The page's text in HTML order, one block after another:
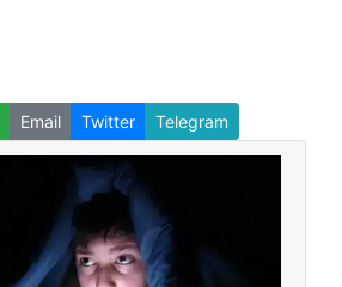
Email Twitter Telegram